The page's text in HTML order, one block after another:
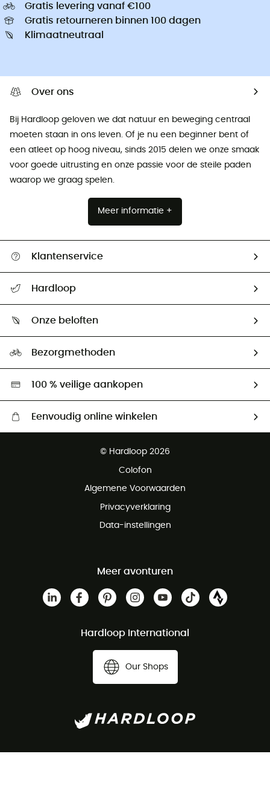
Gratis levering vanaf €100
Gratis retourneren binnen 100 dagen
Klimaatneutraal
Over ons
Bij Hardloop geloven we dat natuur en beweging centraal
moeten staan ​​in ons leven. Of je nu een beginner bent of
een atleet op hoog niveau, sinds 2015 delen we onze smaak
voor goede uitrusting en onze passie voor de steile paden
waarop we graag spelen.
Meer informatie +
Klantenservice
Mijn zending volgen
Retourzendingen & Terugbetalingen
Hardloop
Ambassadeurs
Onze beloften
Hardgreen
Bezorgmethoden
100 % veilige aankopen
Eenvoudig online winkelen
Gratis retourneren binnen 100 dagen
© Hardloop 2026
Colofon
Algemene Voorwaarden
Privacyverklaring
Data-instellingen
Meer avonturen
Hardloop International
Our Shops